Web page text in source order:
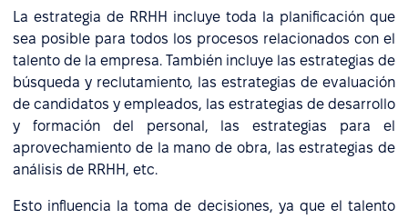
La estrategia de RRHH incluye toda la planificación que
sea posible para todos los procesos relacionados con el
talento de la empresa. También incluye las estrategias de
búsqueda y reclutamiento, las estrategias de evaluación
de candidatos y empleados, las estrategias de desarrollo
y formación del personal, las estrategias para el
aprovechamiento de la mano de obra, las estrategias de
análisis de RRHH, etc.
Esto influencia la toma de decisiones, ya que el talento